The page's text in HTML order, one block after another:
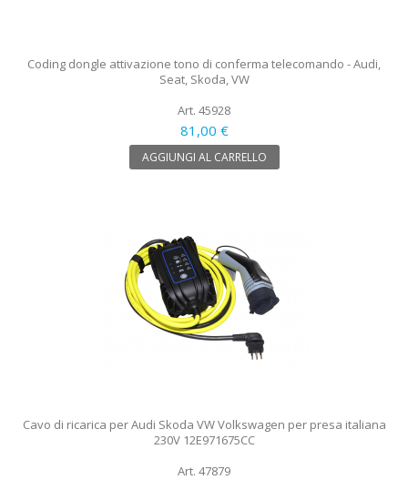
Coding dongle attivazione tono di conferma telecomando - Audi,
Seat, Skoda, VW
Art. 45928
81,00 €
AGGIUNGI AL CARRELLO
Cavo di ricarica per Audi Skoda VW Volkswagen per presa italiana
230V 12E971675CC
Art. 47879